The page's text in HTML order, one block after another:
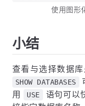
使用图形
小结
查看与选择数据
SHOW DATABASES
用
USE
语句可以